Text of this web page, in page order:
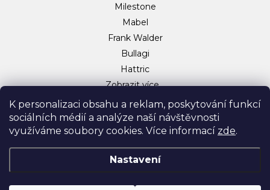
K personalizaci obsahu a reklam, poskytování funkcí
sociálních médií a analýze naší návštěvnosti
využíváme soubory cookies. Více informací zde.
Nastavení
Milestone
Mabel
Frank Walder
Bullagi
Hattric
Zobrazit více…
Sociální sítě
Facebook
Instagram
TikTok